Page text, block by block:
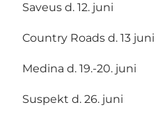
Saveus d. 12. juni
Country Roads d. 13 juni
Medina d. 19.-20. juni
Suspekt d. 26. juni